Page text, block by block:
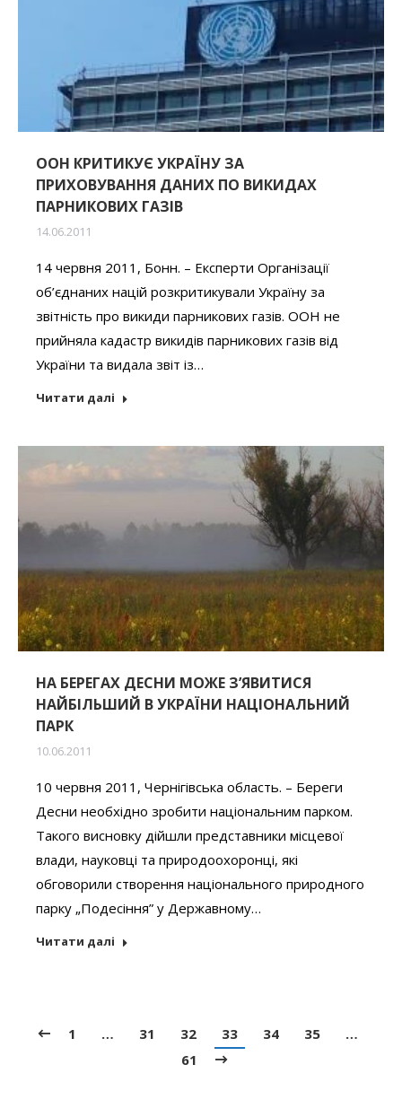
ООН КРИТИКУЄ УКРАЇНУ ЗА
ПРИХОВУВАННЯ ДАНИХ ПО ВИКИДАХ
ПАРНИКОВИХ ГАЗІВ
14.06.2011
14 червня 2011, Бонн. – Експерти Організації
об’єднаних націй розкритикували Україну за
звітність про викиди парникових газів. ООН не
прийняла кадастр викидів парникових газів від
України та видала звіт із…
Читати далі
НА БЕРЕГАХ ДЕСНИ МОЖЕ З’ЯВИТИСЯ
НАЙБІЛЬШИЙ В УКРАЇНИ НАЦІОНАЛЬНИЙ
ПАРК
10.06.2011
10 червня 2011, Чернігівська область. – Береги
Десни необхідно зробити національним парком.
Такого висновку дійшли представники місцевої
влади, науковці та природоохоронці, які
обговорили створення національного природного
парку „Подесіння” у Державному…
Читати далі
1 … 31 32 33 34 35
…
61